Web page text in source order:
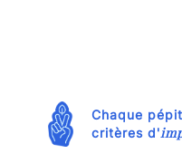
Chaque
critères d'